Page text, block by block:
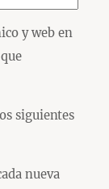
y web en
siguientes
nueva